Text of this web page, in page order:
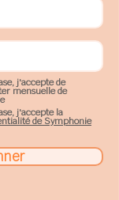
j'accepte de
mensuelle de
j'accepte la
de Symphonie